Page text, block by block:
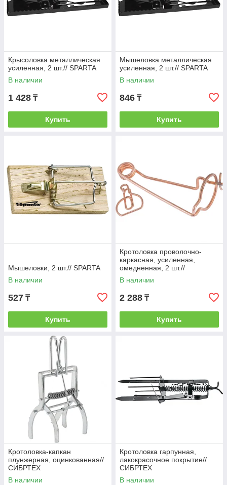
Крысоловка металлическая
усиленная, 2 шт.// SPARTA
В наличии
1 428 ₸
Купить
Мышеловка металлическая
усиленная, 2 шт.// SPARTA
В наличии
846 ₸
Купить
Мышеловки, 2 шт.// SPARTA
В наличии
527 ₸
Купить
Кротоловка проволочно-
каркасная, усиленная,
омедненная, 2 шт.//
СИБРТЕХ
В наличии
2 288 ₸
Купить
Кротоловка-капкан
плунжерная, оцинкованная//
СИБРТЕХ
В наличии
Кротоловка гарпунная,
лакокрасочное покрытие//
СИБРТЕХ
В наличии